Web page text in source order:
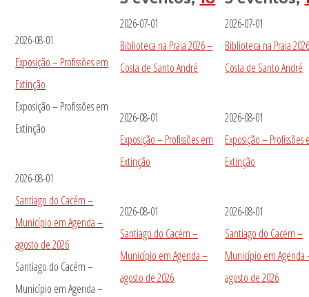
2026-08-01
Exposição – Profissões em
Extinção
Exposição – Profissões em
Extinção
2026-08-01
Santiago do Cacém –
Município em Agenda –
agosto de 2026
Santiago do Cacém –
Município em Agenda –
2026-07-01
Biblioteca na Praia 2026 –
Costa de Santo André
2026-08-01
Exposição – Profissões em
Extinção
2026-08-01
Santiago do Cacém –
Município em Agenda –
agosto de 2026
2026-07-01
Biblioteca na Praia
Costa de Santo André
2026-08-01
Exposição – Profissões
Extinção
2026-08-01
Santiago do Cacém –
Município em Agenda
agosto de 2026